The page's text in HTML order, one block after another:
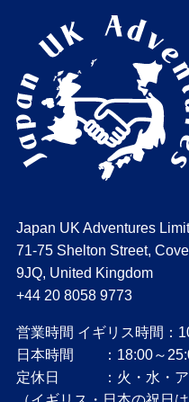
Japan UK Adventures
71-75 Shelton Street,
9JQ, United Kingdom
+44 20 8058 9773
営業時間 イギリス時間：
日本時間 ：18:00～
定休日 ：火・水・ア